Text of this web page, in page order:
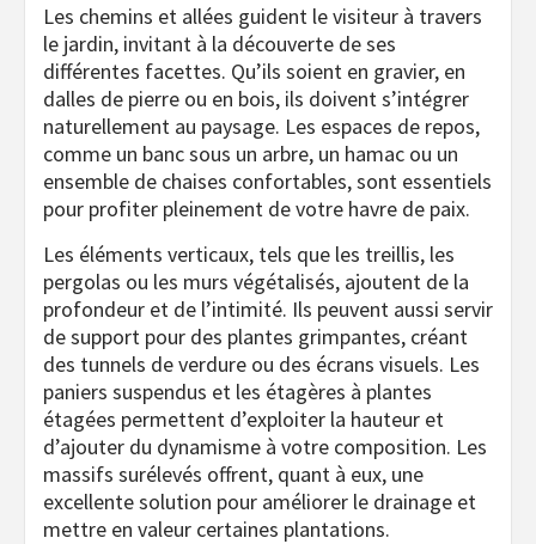
Les chemins et allées guident le visiteur à travers
le jardin, invitant à la découverte de ses
différentes facettes. Qu’ils soient en gravier, en
dalles de pierre ou en bois, ils doivent s’intégrer
naturellement au paysage. Les espaces de repos,
comme un banc sous un arbre, un hamac ou un
ensemble de chaises confortables, sont essentiels
pour profiter pleinement de votre havre de paix.
Les éléments verticaux, tels que les treillis, les
pergolas ou les murs végétalisés, ajoutent de la
profondeur et de l’intimité. Ils peuvent aussi servir
de support pour des plantes grimpantes, créant
des tunnels de verdure ou des écrans visuels. Les
paniers suspendus et les étagères à plantes
étagées permettent d’exploiter la hauteur et
d’ajouter du dynamisme à votre composition. Les
massifs surélevés offrent, quant à eux, une
excellente solution pour améliorer le drainage et
mettre en valeur certaines plantations.